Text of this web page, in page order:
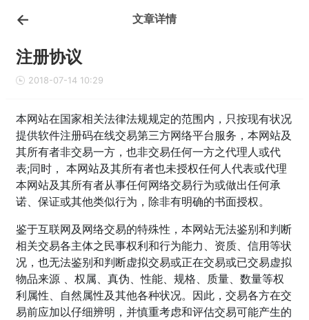
文章详情
注册协议
2018-07-14 10:29
本网站在国家相关法律法规规定的范围内，只按现有状况
提供软件注册码在线交易第三方网络平台服务，本网站及
其所有者非交易一方，也非交易任何一方之代理人或代
表;同时， 本网站及其所有者也未授权任何人代表或代理
本网站及其所有者从事任何网络交易行为或做出任何承
诺、保证或其他类似行为，除非有明确的书面授权。
鉴于互联网及网络交易的特殊性，本网站无法鉴别和判断
相关交易各主体之民事权利和行为能力、资质、信用等状
况，也无法鉴别和判断虚拟交易或正在交易或已交易虚拟
物品来源 、权属、真伪、性能、规格、质量、数量等权
利属性、自然属性及其他各种状况。因此，交易各方在交
易前应加以仔细辨明，并慎重考虑和评估交易可能产生的